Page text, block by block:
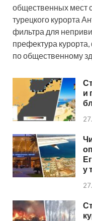
общественных мест
турецкого курорта
фильтра для
префектура
по общественному
и
у